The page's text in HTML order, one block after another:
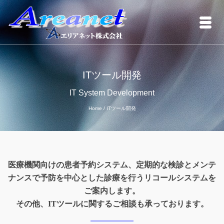
ITツール開発
IT System Development
Home / ITツール開発
医療機関向けの患者予約システム、定期的な検診とメンテ
ナンスで予防を中心とした診療を行うリコールシステムを
ご案内します。
その他、ITツールに関するご相談も承っております。